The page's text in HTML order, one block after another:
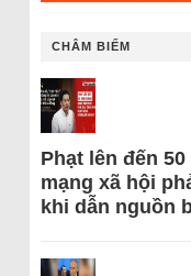
CHÂM BIẾM
Phạt lên đến
mạng xã hội
khi dẫn nguồn